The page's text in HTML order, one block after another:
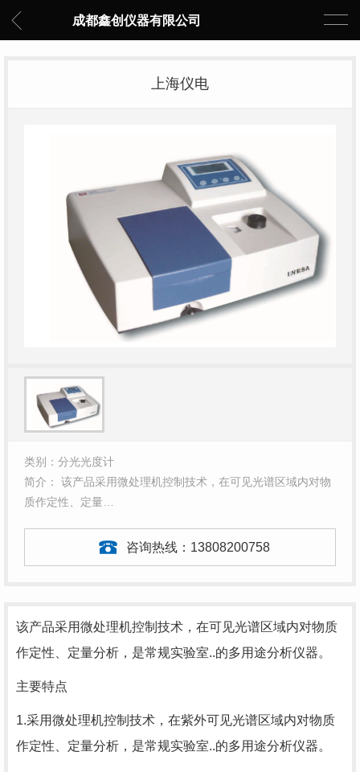
成都鑫创仪器有限公司
上海仪电
类别：分光光度计
简介： 该产品采用微处理机控制技术，在可见光谱区域内对物
质作定性、定量…
咨询热线： 13808200758
该产品采用微处理机控制技术，在可见光谱区域内对物质
作定性、定量分析，是常规实验室..的多用途分析仪器。
主要特点
1.采用微处理机控制技术，在紫外可见光谱区域内对物质
作定性、定量分析，是常规实验室..的多用途分析仪器。